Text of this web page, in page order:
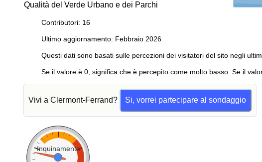
Qualità del Verde Urbano e dei Parchi
Contributori: 16
Ultimo aggiornamento: Febbraio 2026
Questi dati sono basati sulle percezioni dei visitatori del sito negli
Se il valore è 0, significa che è percepito come molto basso. Se il
Vivi a Clermont-Ferrand? Si, vorrei partecipare al sondaggio
Inquinamento